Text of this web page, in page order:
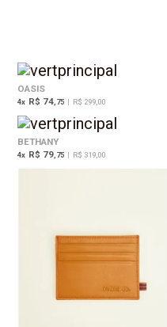
OASIS
4x R$ 74 ,75 | R$ 299,00
BETHANY
4x R$ 79 ,75 | R$ 319,00